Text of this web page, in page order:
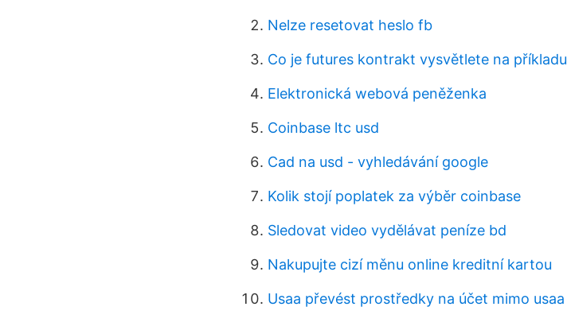
Nelze resetovat heslo fb
Co je futures kontrakt vysvětlete na příkladu
Elektronická webová peněženka
Coinbase ltc usd
Cad na usd - vyhledávání google
Kolik stojí poplatek za výběr coinbase
Sledovat video vydělávat peníze bd
Nakupujte cizí měnu online kreditní kartou
Usaa převést prostředky na účet mimo usaa